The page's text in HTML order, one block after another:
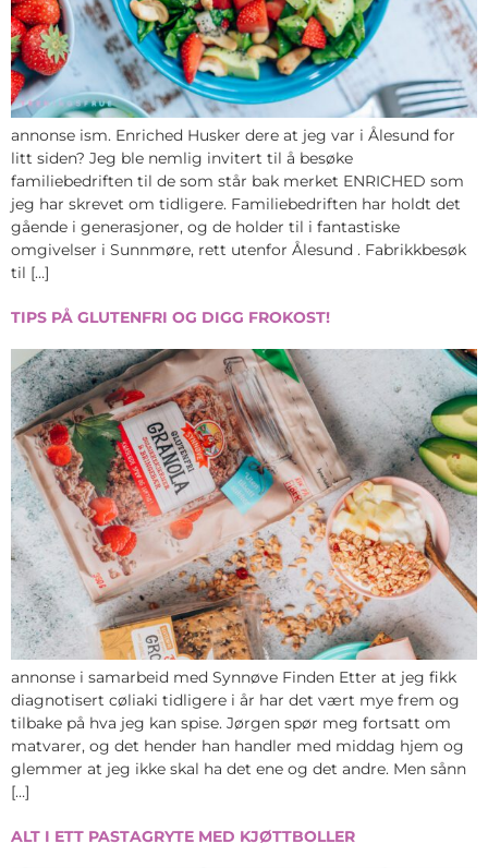
annonse ism. Enriched Husker dere at jeg var i Ålesund for
litt siden? Jeg ble nemlig invitert til å besøke
familiebedriften til de som står bak merket ENRICHED som
jeg har skrevet om tidligere. Familiebedriften har holdt det
gående i generasjoner, og de holder til i fantastiske
omgivelser i Sunnmøre, rett utenfor Ålesund . Fabrikkbesøk
til […]
TIPS PÅ GLUTENFRI OG DIGG FROKOST!
annonse i samarbeid med Synnøve Finden Etter at jeg fikk
diagnotisert cøliaki tidligere i år har det vært mye frem og
tilbake på hva jeg kan spise. Jørgen spør meg fortsatt om
matvarer, og det hender han handler med middag hjem og
glemmer at jeg ikke skal ha det ene og det andre. Men sånn
[…]
ALT I ETT PASTAGRYTE MED KJØTTBOLLER